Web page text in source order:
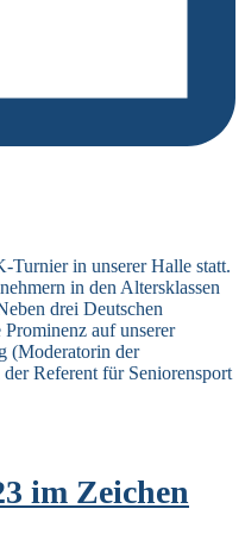
Turnier in unserer Halle statt.
in den Altersklassen
drei Deutschen
auf unserer
(Moderatorin der
Referent für Seniorensport
im Zeichen